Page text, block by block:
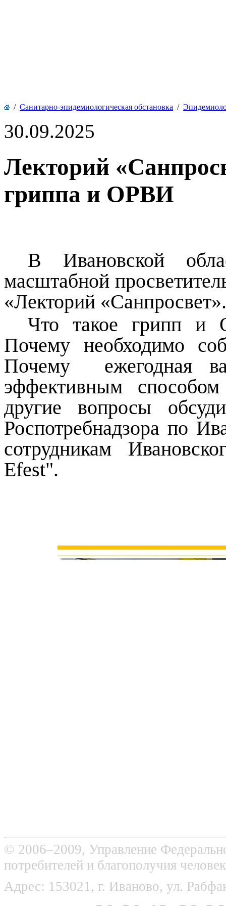
/ Санитарно-эпидемиологическая обстановка /
30.09.2025
Лекторий
гриппа и ОРВИ
В Ивановской
масштабной
«Лекторий «Санпросвет».
Что такое грипп и
Почему необходимо
Почему ежегодная
эффективным
другие вопросы
Роспотребнадзора по
сотрудникам
Efest".
© 2006–2009, Управление
потребителей и благополучия
Адрес: 153021, г. Иваново, ул.